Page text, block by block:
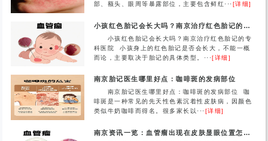
部、额头、眼周等暴露部位，主要包含鲜红···[详细]
小孩红色胎记会长大吗？南京治疗红色胎记的专科医院
小孩红色胎记会长大吗？南京治疗红色胎记的专
科医院 小孩身上的红色胎记是否会长大，不能一概
而论，主要取决于胎记的具体类型。···[详细]
南京胎记医生哪里好点：咖啡斑的发病部位
南京胎记医生哪里好点：咖啡斑的发病部位 咖
啡斑是一种常见的先天性色素沉着性皮肤病，因颜色
类似牛奶咖啡而得名。很多家长以···[详细]
南京资讯一览：血管瘤出现在皮肤显眼位置怎么办？